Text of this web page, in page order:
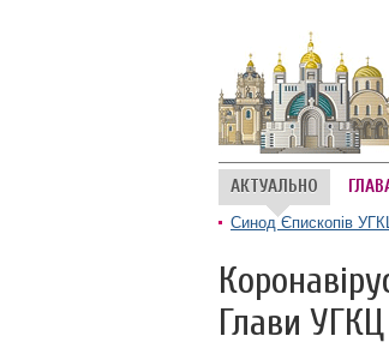
АКТУАЛЬНО
Синод Єпископів
Глави УГКЦ